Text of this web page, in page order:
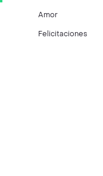
Amor
Felicitaciones